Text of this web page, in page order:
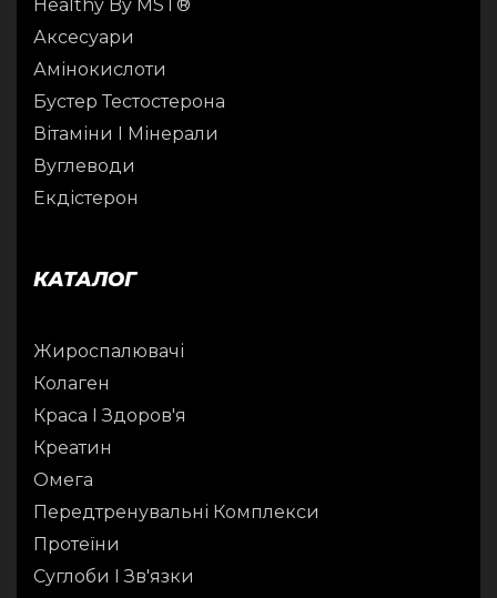
Healthy By MST®
Аксесуари
Амінокислоти
Бустер Тестостерона
Вітаміни І Мінерали
Вуглеводи
Екдістерон
КАТАЛОГ
Жироспалювачі
Колаген
Краса І Здоров'я
Креатин
Омега
Передтренувальні Комплекси
Протеїни
Суглоби І Зв'язки